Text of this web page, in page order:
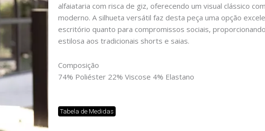
alfaiataria com risca de giz, oferecendo um visual clássico
moderno. A silhueta versátil faz desta peça uma opção
escritório quanto para compromissos sociais,
estilosa aos tradicionais shorts e saias.
Composição
74% Poliéster 22% Viscose 4% Elastano
Tabela de Medidas